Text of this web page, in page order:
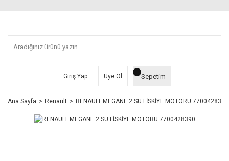
Giriş Yap Üye Ol Sepetim
Ana Sayfa Renault RENAULT MEGANE 2 SU FİSKİYE MOTORU 7700428390